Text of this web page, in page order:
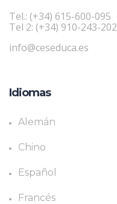
Tel.: (+34) 615-600-095
Tel 2: (+34) 910-243-202
info@ceseduca.es
Idiomas
Alemán
Chino
Español
Francés